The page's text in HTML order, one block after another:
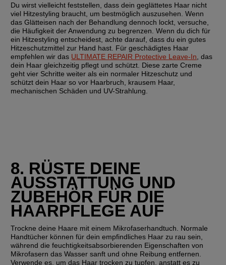
Du wirst vielleicht feststellen, dass dein geglättetes Haar nicht
viel Hitzestyling braucht, um bestmöglich auszusehen. Wenn
das Glätteisen nach der Behandlung dennoch lockt, versuche,
die Häufigkeit der Anwendung zu begrenzen. Wenn du dich für
ein Hitzestyling entscheidest, achte darauf, dass du ein gutes
Hitzeschutzmittel zur Hand hast. Für geschädigtes Haar
empfehlen wir das ULTIMATE REPAIR Protective Leave-In , das
dein Haar gleichzeitig pflegt und schützt. Diese zarte Creme
geht vier Schritte weiter als ein normaler Hitzeschutz und
schützt dein Haar so vor Haarbruch, krausem Haar,
mechanischen Schäden und UV-Strahlung.
8. RÜSTE DEINE
AUSSTATTUNG UND
ZUBEHÖR FÜR DIE
HAARPFLEGE AUF
Trockne deine Haare mit einem Mikrofaserhandtuch.
Normale
Handtücher können für dein empfindliches Haar zu rau sein,
während die feuchtigkeitsabsorbierenden Eigenschaften von
Mikrofasern das Wasser sanft und ohne Reibung entfernen.
Verwende es, um das Haar trocken zu tupfen, anstatt es zu